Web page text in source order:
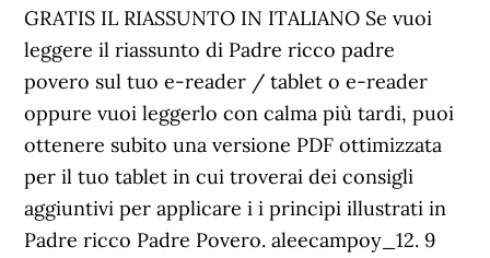
GRATIS IL RIASSUNTO IN ITALIANO Se vuoi
leggere il riassunto di Padre ricco padre
povero sul tuo e-reader / tablet o e-reader
oppure vuoi leggerlo con calma più tardi, puoi
ottenere subito una versione PDF ottimizzata
per il tuo tablet in cui troverai dei consigli
aggiuntivi per applicare i i principi illustrati in
Padre ricco Padre Povero. aleecampoy_12. 9